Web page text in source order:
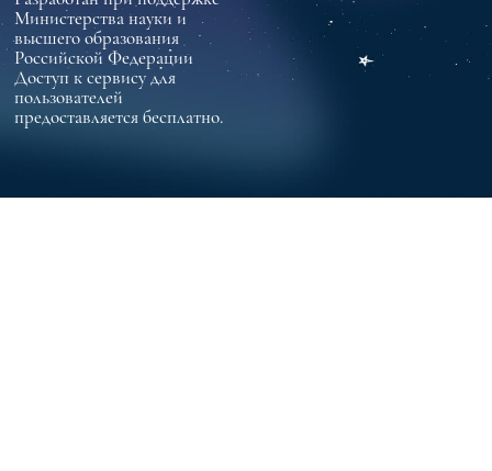
Министерства науки и
высшего образования
Российской Федерации
Доступ к сервису для
пользователей
предоставляется бесплатно.